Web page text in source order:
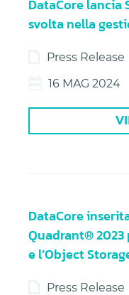
DataCore lancia
svolta nella
Press Release
16 MAG 2024
DataCore
Quadrant® 2023
e l’Object
Press Release